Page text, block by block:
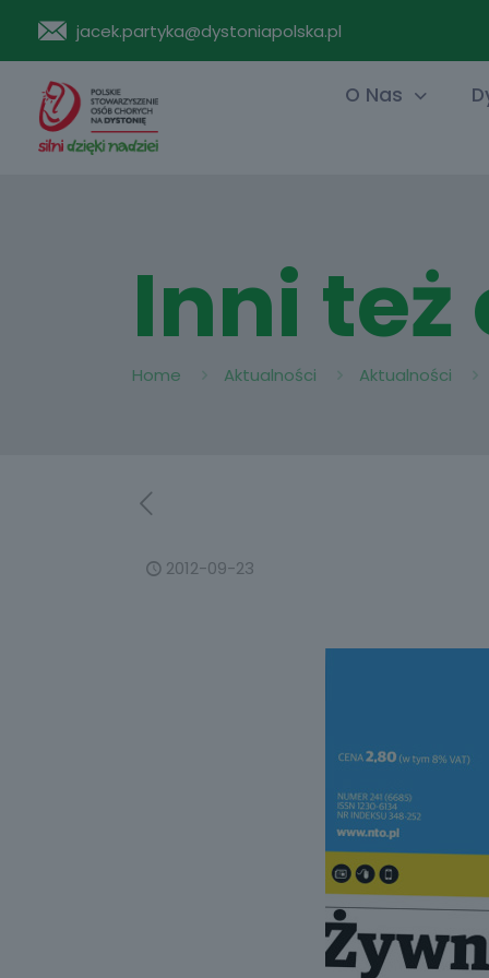
jacek.partyka@dystoniapolska.pl
O Nas
Inni też
Home Aktualności Aktualności
2012-09-23